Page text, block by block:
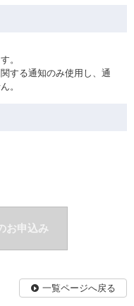
。
する通知のみ使用し、通
。
お申込み
一覧ページへ戻る